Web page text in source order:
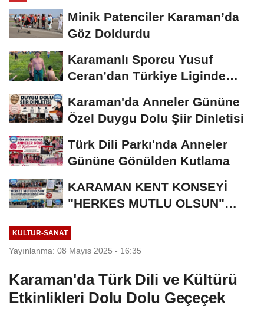
Minik Patenciler Karaman’da
Göz Doldurdu
Karamanlı Sporcu Yusuf
Ceran’dan Türkiye Liginde
Karaman'da Anneler Gününe
Özel Duygu Dolu Şiir Dinletisi
Türk Dili Parkı'nda Anneler
Gününe Gönülden Kutlama
KARAMAN KENT KONSEYİ
"HERKES MUTLU OLSUN"
KÜLTÜR-SANAT
Yayınlanma: 08 Mayıs 2025 - 16:35
Karaman'da Türk Dili ve Kültürü
Etkinlikleri Dolu Dolu Geçeçek